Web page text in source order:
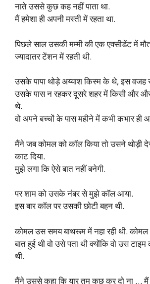
नाते उससे कुछ कह नहीं पाता था.
मैं हमेशा ही अपनी मस्ती में रहता था.
पिछले साल उसकी मम्मी की एक एक्सीडेंट में मौत
ज्यादातर टेंशन में रहती थी.
उसके पापा थोड़े अय्याश किस्म के थे, इस वजह
उसके पास न रहकर दूसरे शहर में किसी और
थे.
वो अपने बच्चों के पास महीने में कभी कभार ही
मैंने जब कोमल को कॉल किया तो उसने थोड़ी
काट दिया.
मुझे लगा कि ऐसे बात नहीं बनेगी.
पर शाम को उसके नंबर से मुझे कॉल आया.
इस बार कॉल पर उसकी छोटी बहन थी.
कोमल उस समय बाथरूम में नहा रही थी.
बात हुई थी वो उसे पता थी क्योंकि वो उस
थी.
मैंने उससे कहा कि यार तुम कुछ कर दो ना …